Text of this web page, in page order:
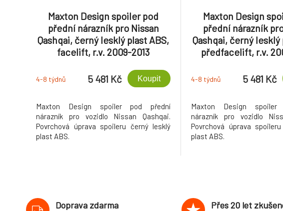
Maxton Design spoiler pod
přední nárazník pro Nissan
Qashqai, černý lesklý plast ABS,
facelift, r.v. 2009-2013
4-8 týdnů 5 481 Kč Koupit
Maxton Design spoiler pod přední
nárazník pro vozidlo Nissan Qashqai.
Povrchová úprava spoileru černý lesklý
plast ABS.
Maxton Design
přední nárazník
Qashqai, černý lesklý
předfacelift, r.v.
4-8 týdnů 5 481 Kč
Maxton Design spoiler
nárazník pro vozidlo
Povrchová úprava
plast ABS.
Doprava zdarma Přes 20 let